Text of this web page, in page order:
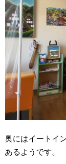
奥にはイートイ
あるようです。